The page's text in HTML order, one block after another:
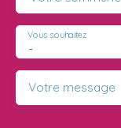
-
Vous souhaitez
Votre message